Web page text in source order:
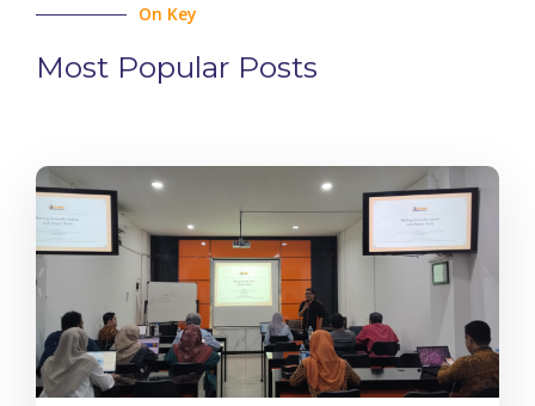
On Key
Most Popular Posts